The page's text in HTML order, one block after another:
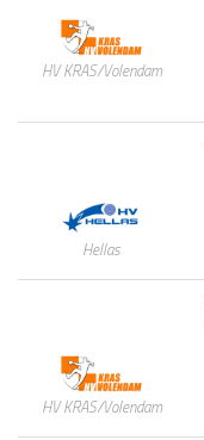
HV KRAS/Volendam
Hellas
HV KRAS/Volendam